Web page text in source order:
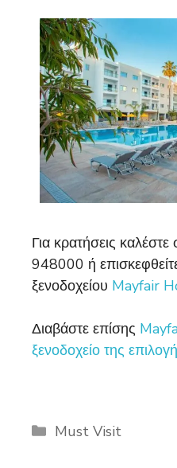
Για κρατήσεις
948000 ή
ξενοδοχείου Mayfair
Διαβάστε επίσης
ξενοδοχείο της
Categories
Must Visit